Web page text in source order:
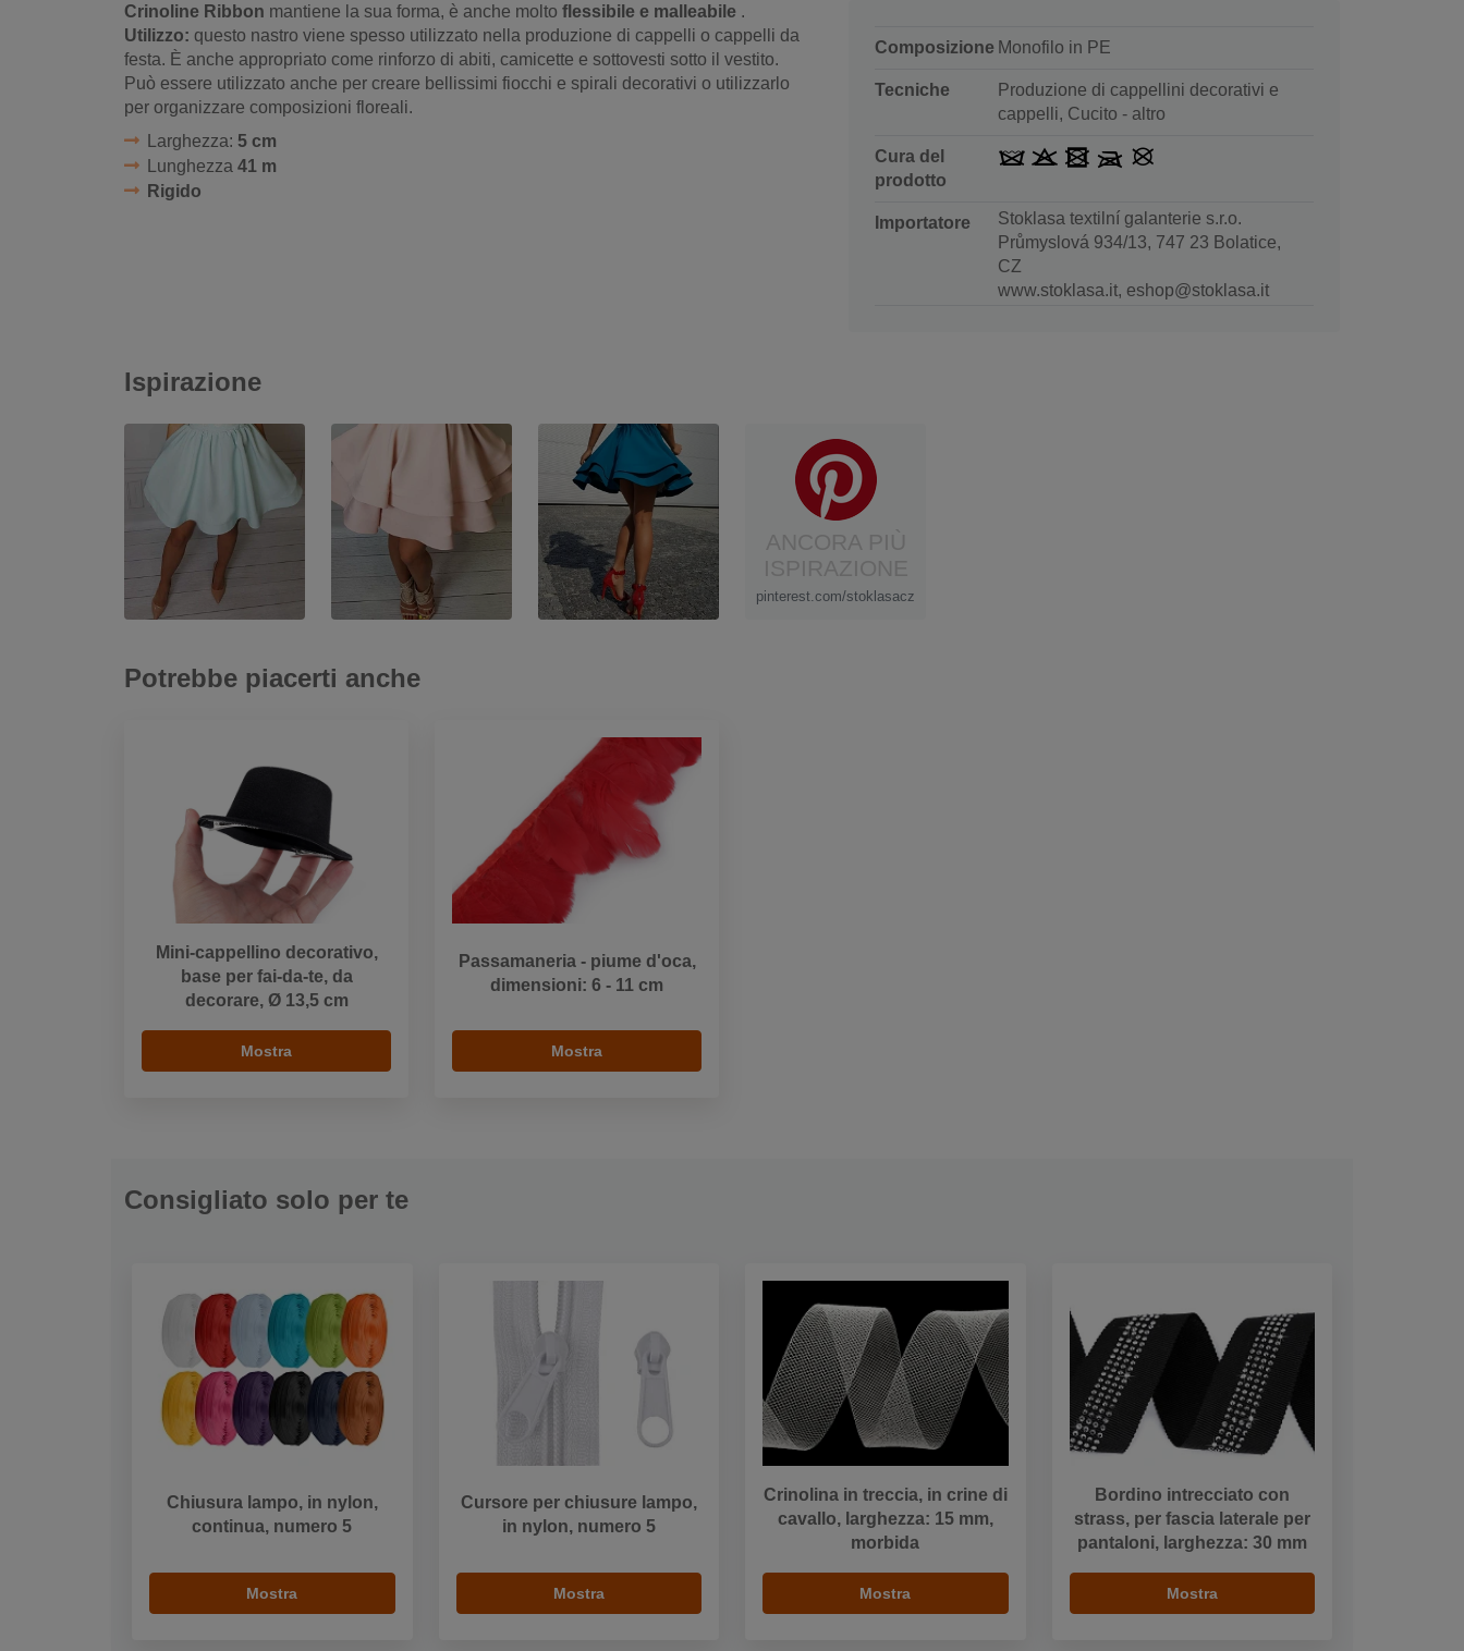
Crinoline Ribbon mantiene la sua forma, è anche molto flessibile e malleabile .
Utilizzo: questo nastro viene spesso utilizzato nella produzione di cappelli o cappelli da
festa. È anche appropriato come rinforzo di abiti, camicette e sottovesti sotto il vestito.
Può essere utilizzato anche per creare bellissimi fiocchi e spirali decorativi o utilizzarlo
per organizzare composizioni floreali.
Larghezza: 5 cm
Lunghezza 41 m
Rigido
Composizione Monofilo in PE
Tecniche
Produzione di cappellini decorativi e
cappelli, Cucito - altro
Cura del
prodotto
Importatore
Stoklasa textilní galanterie s.r.o.
Průmyslová 934/13, 747 23 Bolatice,
CZ
www.stoklasa.it, eshop@stoklasa.it
Ispirazione
pinterest.com/stoklasacz
Potrebbe piacerti anche
Mini-cappellino decorativo,
base per fai-da-te, da
decorare, Ø 13,5 cm
Mostra
Passamaneria - piume d'oca,
dimensioni: 6 - 11 cm
Mostra
Consigliato solo per te
Chiusura lampo, in nylon,
continua, numero 5
Mostra
Cursore per chiusure lampo,
in nylon, numero 5
Mostra
Crinolina in treccia, in crine di
cavallo, larghezza: 15 mm,
morbida
Mostra
Bordino intrecciato con
strass, per fascia laterale per
pantaloni, larghezza: 30 mm
Mostra